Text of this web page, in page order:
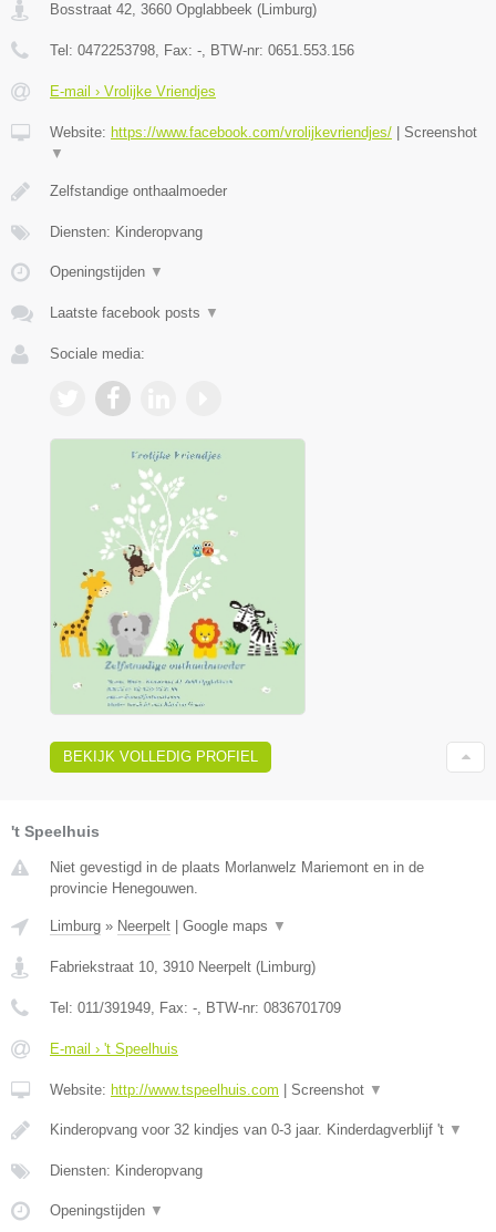
Bosstraat 42, 3660 Opglabbeek (Limburg)
Tel: 0472253798, Fax: -, BTW-nr: 0651.553.156
E-mail › Vrolijke Vriendjes
Website: https://www.facebook.com/vrolijkevriendjes/
Screenshot
▼
Zelfstandige onthaalmoeder
Diensten: Kinderopvang
Openingstijden ▼
Laatste facebook posts ▼
Sociale media:
BEKIJK VOLLEDIG PROFIEL
't Speelhuis
Niet gevestigd in de plaats Morlanwelz Mariemont en in de
provincie Henegouwen.
Limburg » Neerpelt Google maps ▼
Fabriekstraat 10, 3910 Neerpelt (Limburg)
Tel: 011/391949, Fax: -, BTW-nr: 0836701709
E-mail › 't Speelhuis
Website: http://www.tspeelhuis.com Screenshot ▼
Kinderopvang voor 32 kindjes van 0-3 jaar. Kinderdagverblijf 't ▼
Diensten: Kinderopvang
Openingstijden ▼